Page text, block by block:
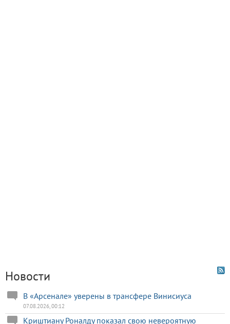
Новости
В «Арсенале» уверены в трансфере Винисиуса
07.08.2026, 00:12
Криштиану Роналду показал свою невероятную